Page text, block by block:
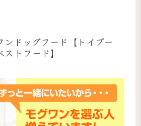
ンドッグフード【トイプー
トフード】